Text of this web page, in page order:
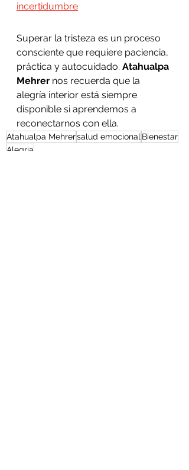
incertidumbre
Superar la tristeza es un proceso
consciente que requiere paciencia,
práctica y autocuidado. Atahualpa
Mehrer nos recuerda que la
alegría interior está siempre
disponible si aprendemos a
reconectarnos con ella.
Atahualpa Mehrersalud emocional Bienestar
Alegria